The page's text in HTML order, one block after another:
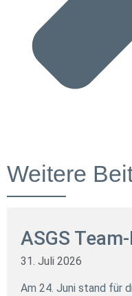
Weitere
ASGS
31. Juli 2026
Am 24. Juni stand für